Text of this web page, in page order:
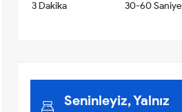
3 Dakika
30-60 Saniye
Seninleyiz, Yalnız